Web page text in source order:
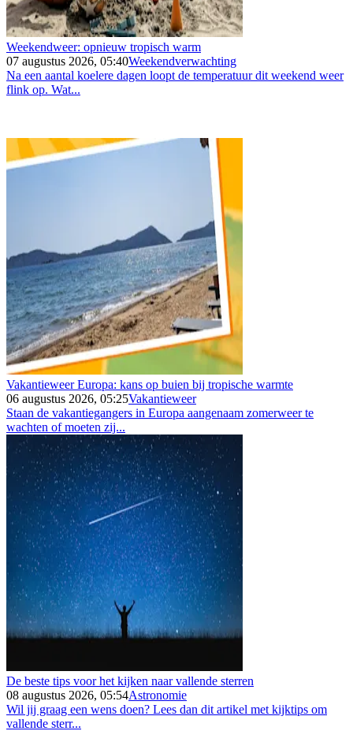
Weekendweer: opnieuw tropisch warm
07 augustus 2026, 05:40Weekendverwachting
Na een aantal koelere dagen loopt de temperatuur dit weekend weer
flink op. Wat...
Vakantieweer Europa: kans op buien bij tropische warmte
06 augustus 2026, 05:25Vakantieweer
Staan de vakantiegangers in Europa aangenaam zomerweer te
wachten of moeten zij...
De beste tips voor het kijken naar vallende sterren
08 augustus 2026, 05:54Astronomie
Wil jij graag een wens doen? Lees dan dit artikel met kijktips om
vallende sterr...